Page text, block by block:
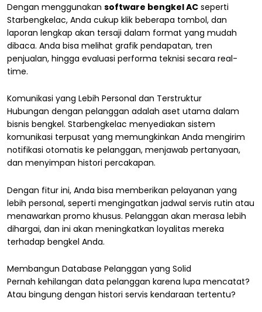
Dengan menggunakan software bengkel AC seperti
Starbengkelac, Anda cukup klik beberapa tombol, dan
laporan lengkap akan tersaji dalam format yang mudah
dibaca. Anda bisa melihat grafik pendapatan, tren
penjualan, hingga evaluasi performa teknisi secara real-
time.
Komunikasi yang Lebih Personal dan Terstruktur
Hubungan dengan pelanggan adalah aset utama dalam
bisnis bengkel. Starbengkelac menyediakan sistem
komunikasi terpusat yang memungkinkan Anda mengirim
notifikasi otomatis ke pelanggan, menjawab pertanyaan,
dan menyimpan histori percakapan.
Dengan fitur ini, Anda bisa memberikan pelayanan yang
lebih personal, seperti mengingatkan jadwal servis rutin atau
menawarkan promo khusus. Pelanggan akan merasa lebih
dihargai, dan ini akan meningkatkan loyalitas mereka
terhadap bengkel Anda.
Membangun Database Pelanggan yang Solid
Pernah kehilangan data pelanggan karena lupa mencatat?
Atau bingung dengan histori servis kendaraan tertentu?